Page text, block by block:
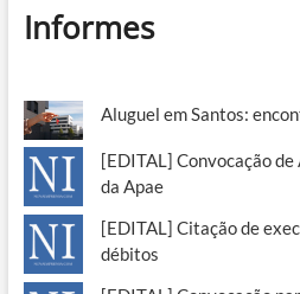
Informes
Aluguel em Santos:
[EDITAL] Convocação
da Apae
[EDITAL] Citação de
débitos